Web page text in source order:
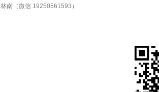
林南（微信 19250561593）